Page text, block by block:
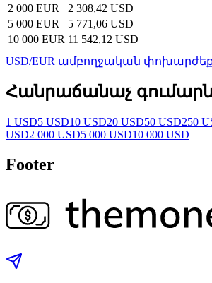
2 000 EUR
2 308,42 USD
5 000 EUR
5 771,06 USD
10 000 EUR 11 542,12 USD
USD/EUR ամբողջական
Հանրաճանաչ
1 USD5 USD10 USD20 USD50 USD250
USD2 000 USD5 000 USD10 000 USD
Footer